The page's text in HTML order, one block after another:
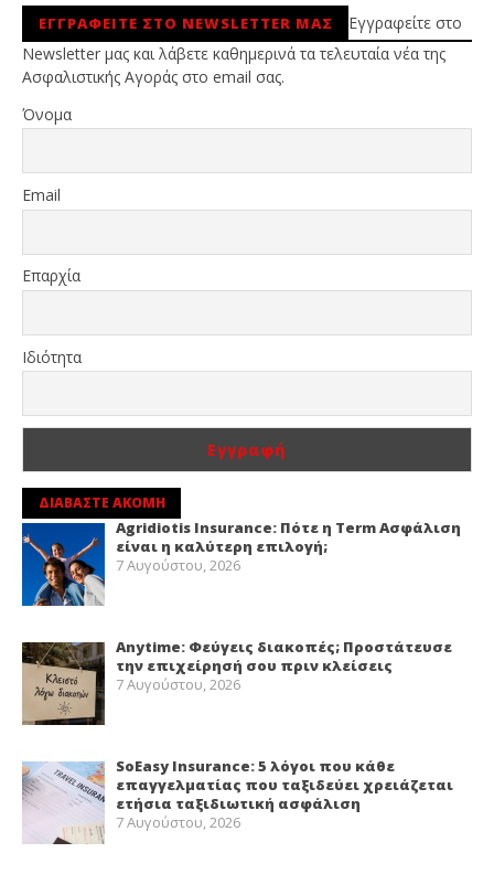
ΕΓΓΡΑΦΕΙΤΕ ΣΤΟ NEWSLETTER ΜΑΣ
Εγγραφείτε στο
Newsletter μας και λάβετε καθημερινά τα τελευταία νέα της
Ασφαλιστικής Αγοράς στο email σας.
Όνομα
Email
Επαρχία
Ιδιότητα
ΔΙΑΒΑΣΤΕ ΑΚΟΜΗ
Agridiotis Insurance: Πότε η Term Ασφάλιση
είναι η καλύτερη επιλογή;
7 Αυγούστου, 2026
Anytime: Φεύγεις διακοπές; Προστάτευσε
την επιχείρησή σου πριν κλείσεις
7 Αυγούστου, 2026
SoEasy Insurance: 5 λόγοι που κάθε
επαγγελματίας που ταξιδεύει χρειάζεται
ετήσια ταξιδιωτική ασφάλιση
7 Αυγούστου, 2026